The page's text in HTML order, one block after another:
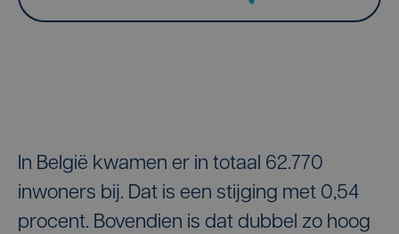
In België kwamen er in totaal 62.770
inwoners bij. Dat is een stijging met 0,54
procent. Bovendien is dat dubbel zo hoog